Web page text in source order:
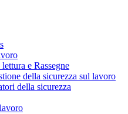
e Rassegne
della sicurezza sul lavoro
della sicurezza